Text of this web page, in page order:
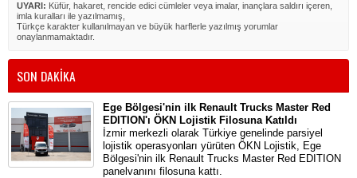
UYARI: Küfür, hakaret, rencide edici cümleler veya imalar, inançlara saldırı içeren,
imla kuralları ile yazılmamış,
Türkçe karakter kullanılmayan ve büyük harflerle yazılmış yorumlar
onaylanmamaktadır.
SON DAKİKA
Ege Bölgesi'nin ilk Renault Trucks Master Red
EDITION'ı ÖKN Lojistik Filosuna Katıldı
İzmir merkezli olarak Türkiye genelinde parsiyel
lojistik operasyonları yürüten ÖKN Lojistik, Ege
Bölgesi'nin ilk Renault Trucks Master Red EDITION
panelvanını filosuna kattı.